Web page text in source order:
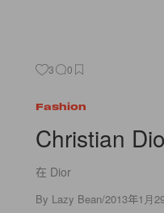
3 0
Fashion
Christian
在 Dior
By Lazy Bean/2013年1月